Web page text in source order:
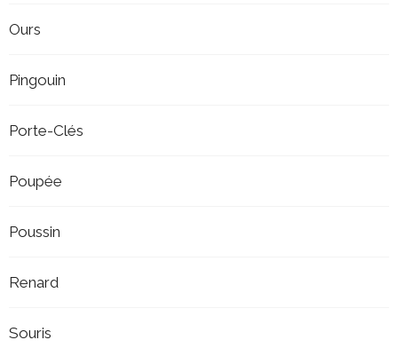
Ours
Pingouin
Porte-Clés
Poupée
Poussin
Renard
Souris